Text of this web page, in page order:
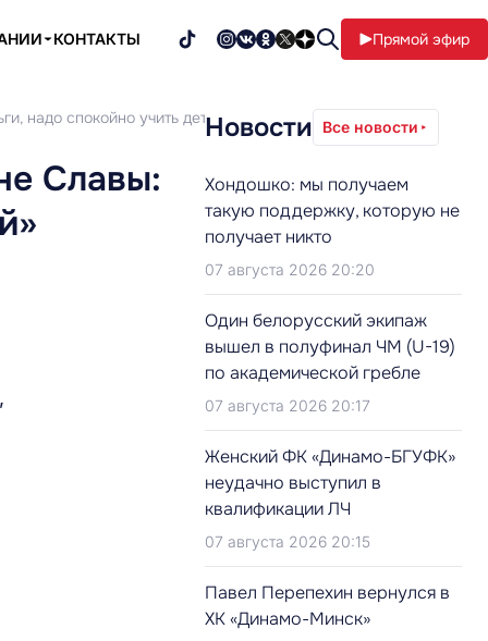
КОНТАКТЫ Прямой эфир
надо спокойно учить детей»
Славы:
Новости Все новости
Хондошко: мы получаем
такую поддержку, которую не
получает никто
07 августа 2026 20:20
Один белорусский экипаж
вышел в полуфинал ЧМ (U-19)
по академической гребле
07 августа 2026 20:17
Женский ФК «Динамо-БГУФК»
неудачно выступил в
квалификации ЛЧ
07 августа 2026 20:15
Павел Перепехин вернулся в
ХК «Динамо-Минск»